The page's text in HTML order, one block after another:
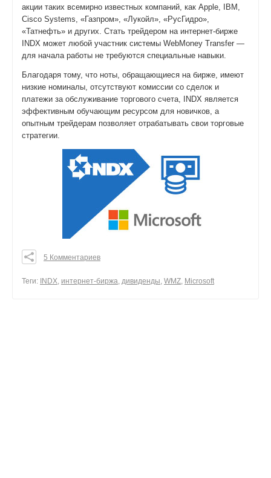
акции таких всемирно известных компаний, как Apple, IBM,
Cisco Systems, «Газпром», «Лукойл», «РусГидро»,
«Татнефть» и других. Стать трейдером на интернет-бирже
INDX может любой участник системы WebMoney Transfer —
для начала работы не требуются специальные навыки.
Благодаря тому, что ноты, обращающиеся на бирже, имеют
низкие номиналы, отсутствуют комиссии со сделок и
платежи за обслуживание торгового счета, INDX является
эффективным обучающим ресурсом для новичков, а
опытным трейдерам позволяет отрабатывать свои торговые
стратегии.
0
5 Комментариев
Теги: INDX, интернет-биржа, дивиденды, WMZ, Microsoft